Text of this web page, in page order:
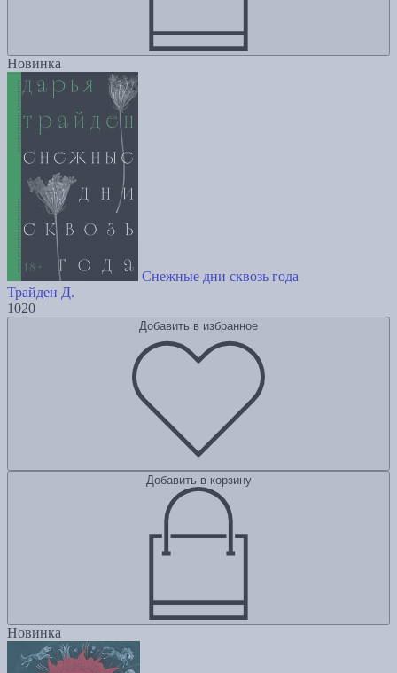
Новинка
Снежные дни сквозь года
Трайден Д.
1020
Добавить в избранное
Добавить в корзину
Новинка